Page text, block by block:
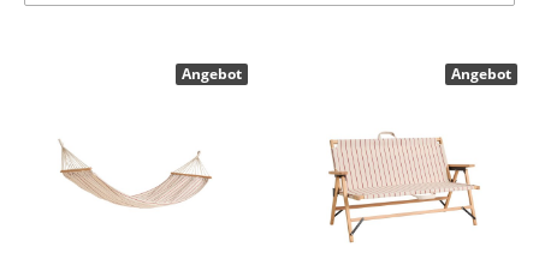
Freischwinger
Bänke & Liegen
Sitzsäcke
Angebot Angebot